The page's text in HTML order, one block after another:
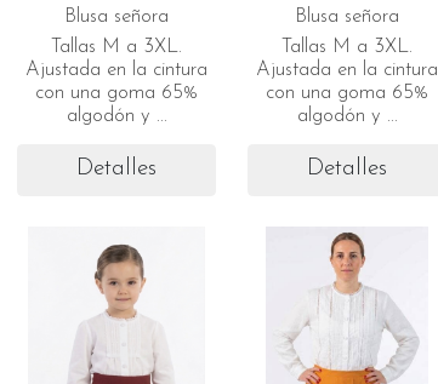
Blusa señora
Tallas M a 3XL.
Ajustada en la cintura
con una goma 65%
algodón y ...
Detalles
Blusa señora
Tallas M a 3XL.
Ajustada en la cintura
con una goma 65%
algodón y ...
Detalles